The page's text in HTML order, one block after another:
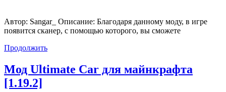
Автор: Sangar_ Описание: Благодаря данному моду, в игре
появится сканер, с помощью которого, вы сможете
Продолжить
Мод Ultimate Car для майнкрафта
[1.19.2]